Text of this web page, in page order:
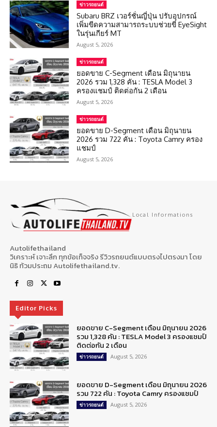
ข่าวรถยนต์
Subaru BRZ เวอร์ชั่นญี่ปุ่น ปรับอุปกรณ์
เพิ่มขีดความสามารถระบบช่วยขี่ EyeSight
ในรุ่นเกียร์ MT
August 5, 2026
ข่าวรถยนต์
ยอดขาย C-Segment เดือน มิถุนายน
2026 รวม 1,328 คัน : TESLA Model 3
ครองแชมป์ ติดต่อกัน 2 เดือน
August 5, 2026
ข่าวรถยนต์
ยอดขาย D-Segment เดือน มิถุนายน
2026 รวม 722 คัน : Toyota Camry ครอง
แชมป์
August 5, 2026
Local Informations
Autolifethailand
วิเคราะห์ เจาะลึก ทุกข้อเท็จจริง รีวิวรถยนต์แบบตรงไปตรงมา โดย
นิธิ ท้วมประถม Autolifethailand.tv.
Editor Picks
ยอดขาย C-Segment เดือน มิถุนายน 2026
รวม 1,328 คัน : TESLA Model 3 ครองแชมป์
ติดต่อกัน 2 เดือน
ข่าวรถยนต์ August 5, 2026
ยอดขาย D-Segment เดือน มิถุนายน 2026
รวม 722 คัน : Toyota Camry ครองแชมป์
ข่าวรถยนต์ August 5, 2026